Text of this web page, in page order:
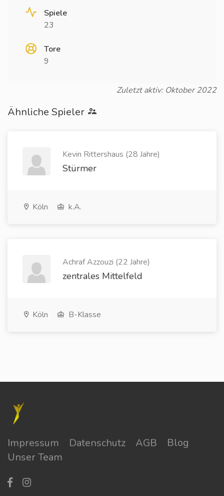
Spiele
23
Tore
9
Zuletzt aktiv: Oktober 2022
Ähnliche Spieler
Kevin Rittershaus (28 Jahre)
Stürmer
Köln k.A.
Achraf Azzouzi (22 Jahre)
zentrales Mittelfeld
Köln B-Klasse
Impressum Datenschutz AGB
Blog
Unser Team